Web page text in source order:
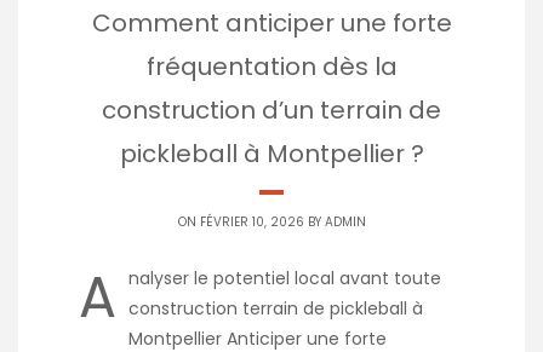
Comment anticiper une forte
fréquentation dès la
construction d’un terrain de
pickleball à Montpellier ?
ON FÉVRIER 10, 2026 BY ADMIN
A nalyser le potentiel local avant toute
construction terrain de pickleball à
Montpellier Anticiper une forte